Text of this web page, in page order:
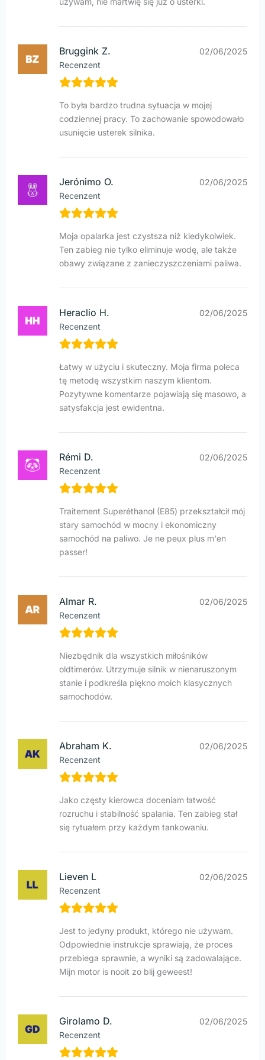
Bruggink Z.
Recenzent
02/06/2025
To była bardzo trudna sytuacja w mojej
codziennej pracy. To zachowanie spowodowało
usunięcie usterek silnika.
Jerónimo O.
Recenzent
02/06/2025
Moja opalarka jest czystsza niż kiedykolwiek.
Ten zabieg nie tylko eliminuje wodę, ale także
obawy związane z zanieczyszczeniami paliwa.
Heraclio H.
Recenzent
02/06/2025
Łatwy w użyciu i skuteczny. Moja firma poleca
tę metodę wszystkim naszym klientom.
Pozytywne komentarze pojawiają się masowo, a
satysfakcja jest ewidentna.
Rémi D.
Recenzent
02/06/2025
Traitement Superéthanol (E85) przekształcił mój
stary samochód w mocny i ekonomiczny
samochód na paliwo. Je ne peux plus m'en
passer!
Almar R.
Recenzent
02/06/2025
Niezbędnik dla wszystkich miłośników
oldtimerów. Utrzymuje silnik w nienaruszonym
stanie i podkreśla piękno moich klasycznych
samochodów.
Abraham K.
Recenzent
02/06/2025
Jako częsty kierowca doceniam łatwość
rozruchu i stabilność spalania. Ten zabieg stał
się rytuałem przy każdym tankowaniu.
Lieven L
Recenzent
02/06/2025
Jest to jedyny produkt, którego nie używam.
Odpowiednie instrukcje sprawiają, że proces
przebiega sprawnie, a wyniki są zadowalające.
Mijn motor is nooit zo blij geweest!
Girolamo D.
Recenzent
02/06/2025